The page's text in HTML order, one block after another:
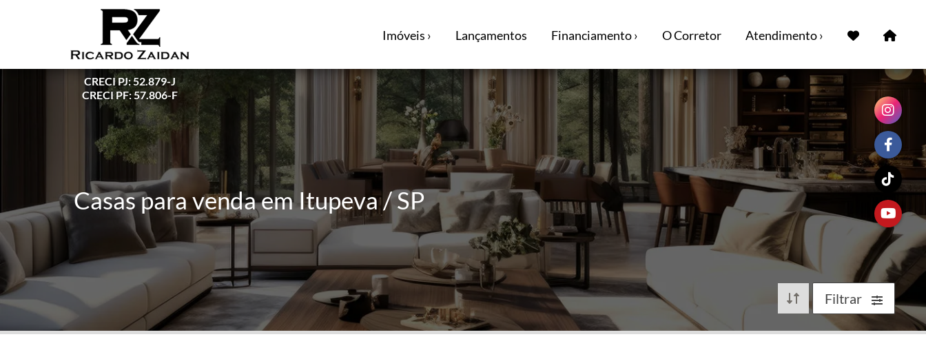
CRECI PJ: 52.879-J
CRECI PF: 57.806-F
Imóveis › Lançamentos Financiamento › O Corretor Atendimento ›
Casas para venda em Itupeva / SP
Filtrar